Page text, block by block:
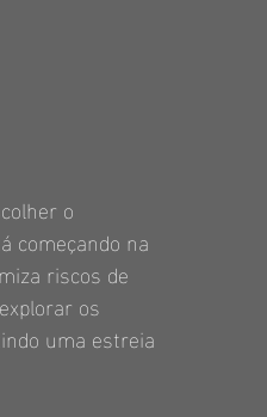
o
começando na
riscos de
os
uma estreia